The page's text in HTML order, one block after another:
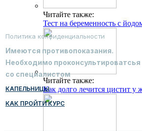
Читайте также:
Тест на беременность с
Читайте также:
Как долго лечится цистит у
Политика конфиденциальности
Имеются противопоказания.
Необходимо проконсультироватсья
со специалистом
КАПЕЛЬНИЦЫ
КАК ПРОЙТИ КУРС